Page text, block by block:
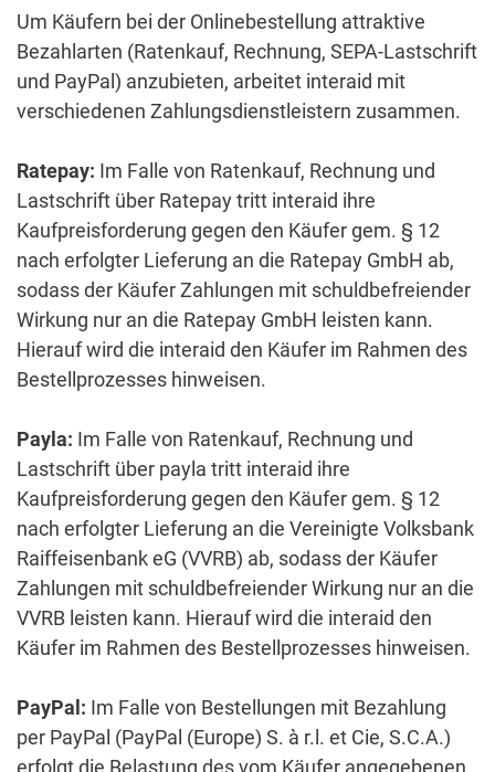
Um Käufern bei der Onlinebestellung attraktive
Bezahlarten (Ratenkauf, Rechnung, SEPA-Lastschrift
und PayPal) anzubieten, arbeitet interaid mit
verschiedenen Zahlungsdienstleistern zusammen.
Ratepay: Im Falle von Ratenkauf, Rechnung und
Lastschrift über Ratepay tritt interaid ihre
Kaufpreisforderung gegen den Käufer gem. § 12
nach erfolgter Lieferung an die Ratepay GmbH ab,
sodass der Käufer Zahlungen mit schuldbefreiender
Wirkung nur an die Ratepay GmbH leisten kann.
Hierauf wird die interaid den Käufer im Rahmen des
Bestellprozesses hinweisen.
Payla: Im Falle von Ratenkauf, Rechnung und
Lastschrift über payla tritt interaid ihre
Kaufpreisforderung gegen den Käufer gem. § 12
nach erfolgter Lieferung an die Vereinigte Volksbank
Raiffeisenbank eG (VVRB) ab, sodass der Käufer
Zahlungen mit schuldbefreiender Wirkung nur an die
VVRB leisten kann. Hierauf wird die interaid den
Käufer im Rahmen des Bestellprozesses hinweisen.
PayPal: Im Falle von Bestellungen mit Bezahlung
per PayPal (PayPal (Europe) S. à r.l. et Cie, S.C.A.)
erfolgt die Belastung des vom Käufer angegebenen